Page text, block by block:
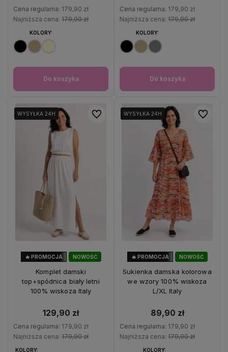
Cena regularna: 179,90 zł
Najniższa cena: 179,90 zł
KOLORY:
Do koszyka
Cena regularna: 179,90 zł
Najniższa cena: 179,90 zł
KOLORY:
Do koszyka
NOWOŚĆ
🔥 PROMOCJA
WYSYŁKA 24H
WYSYŁKA 24H
WYSYŁKA 24H
Komplet damski
top+spódnica biały letni
100% wiskoza Italy
129,90 zł
Cena regularna: 179,90 zł
Najniższa cena: 179,90 zł
KOLORY:
Do ulubionych
NOWOŚĆ
🔥 PROMOCJA
WYSYŁKA 24H
WYSYŁKA 24H
WYSYŁKA 24H
Sukienka damska kolorowa
we wzory 100% wiskoza
L/XL Italy
89,90 zł
Cena regularna: 179,90 zł
Najniższa cena: 179,90 zł
KOLORY:
Do